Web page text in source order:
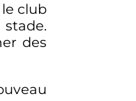
le club
des